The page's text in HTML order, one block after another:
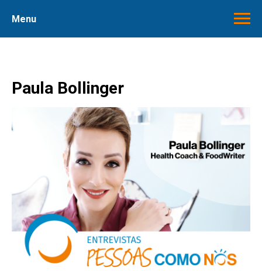
Menu
Paula Bollinger